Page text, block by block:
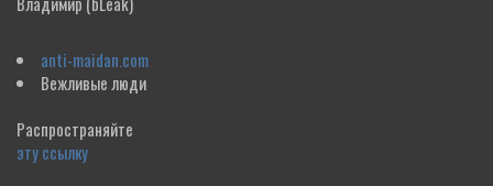
anti-maidan.com
Вежливые люди
Распространяйте
эту ссылку